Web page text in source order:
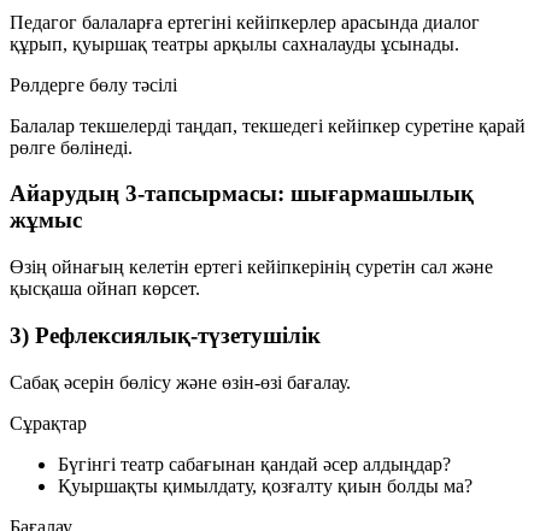
Педагог балаларға ертегіні кейіпкерлер арасында диалог
құрып, қуыршақ театры арқылы сахналауды ұсынады.
Рөлдерге бөлу тәсілі
Балалар текшелерді таңдап, текшедегі кейіпкер суретіне қарай
рөлге бөлінеді.
Айарудың 3-тапсырмасы: шығармашылық
жұмыс
Өзің ойнағың келетін ертегі кейіпкерінің суретін сал және
қысқаша ойнап көрсет.
3) Рефлексиялық-түзетушілік
Сабақ әсерін бөлісу және өзін-өзі бағалау.
Сұрақтар
Бүгінгі театр сабағынан қандай әсер алдыңдар?
Қуыршақты қимылдату, қозғалту қиын болды ма?
Бағалау